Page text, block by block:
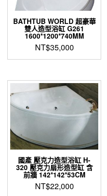
BATHTUB WORLD 超豪華
雙人造型浴缸 G261
1600*1200*740MM
NT$35,000
國產 壓克力造型浴缸 H-
320 壓克力扇形造型缸 含
前牆 142*142*53CM
NT$22,000